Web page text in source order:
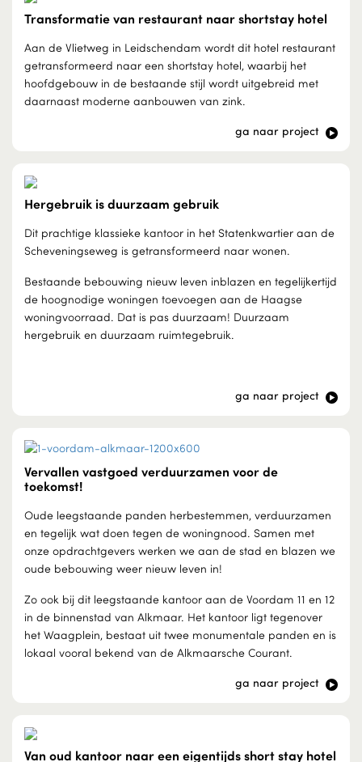
Transformatie van restaurant naar shortstay hotel
Aan de Vlietweg in Leidschendam wordt dit hotel restaurant
getransformeerd naar een shortstay hotel, waarbij het
hoofdgebouw in de bestaande stijl wordt uitgebreid met
daarnaast moderne aanbouwen van zink.
ga naar project
Hergebruik is duurzaam gebruik
Dit prachtige klassieke kantoor in het Statenkwartier aan de
Scheveningseweg is getransformeerd naar wonen.
Bestaande bebouwing nieuw leven inblazen en tegelijkertijd
de hoognodige woningen toevoegen aan de Haagse
woningvoorraad. Dat is pas duurzaam! Duurzaam
hergebruik en duurzaam ruimtegebruik.
ga naar project
Vervallen vastgoed verduurzamen voor de
toekomst!
Oude leegstaande panden herbestemmen, verduurzamen
en tegelijk wat doen tegen de woningnood. Samen met
onze opdrachtgevers werken we aan de stad en blazen we
oude bebouwing weer nieuw leven in!
Zo ook bij dit leegstaande kantoor aan de Voordam 11 en 12
in de binnenstad van Alkmaar. Het kantoor ligt tegenover
het Waagplein, bestaat uit twee monumentale panden en is
lokaal vooral bekend van de Alkmaarsche Courant.
ga naar project
Van oud kantoor naar een eigentijds short stay hotel